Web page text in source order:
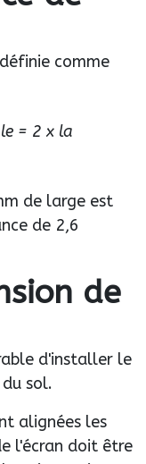
comme
= 2 x la
de large est
de 2,6
de
d'installer le
sol.
alignées les
l'écran doit être